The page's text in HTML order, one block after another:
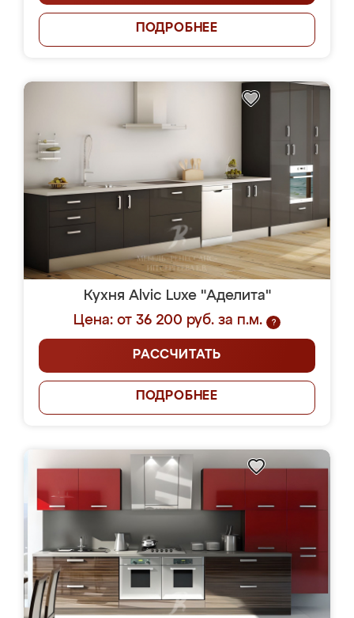
ПОДРОБНЕЕ
Кухня Alvic Luxe "Аделита"
Цена: от 36 200 руб. за п.м.
?
РАССЧИТАТЬ
ПОДРОБНЕЕ